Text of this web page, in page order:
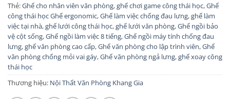
Thẻ:Ghế cho nhân viên văn phòng,ghế chơi game công thái học,Ghế
công thái học Ghế ergonomic,Ghế làm việc chống đau lưng,ghế làm
việc tại nhà,ghế lưới công thái học,ghế lưới văn phòng,Ghế ngồi bảo
vệ cột sống,Ghế ngồi làm việc 8 tiếng,Ghế ngồi máy tính chống đau
lưng,ghế văn phòng cao cấp,Ghế văn phòng cho lập trình viên,Ghế
văn phòng chống mỏi vai gáy,Ghế văn phòng ngả lưng,ghế xoay công
thái học
Thương hiệu: Nội Thất Văn Phòng Khang Gia